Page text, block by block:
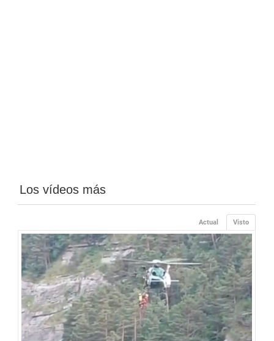
Los vídeos más
Visto
Actual